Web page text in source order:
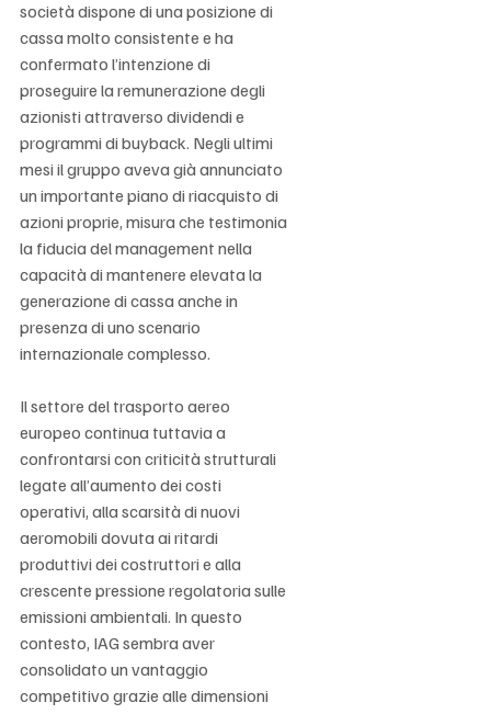
società dispone di una posizione di
cassa molto consistente e ha
confermato l’intenzione di
proseguire la remunerazione degli
azionisti attraverso dividendi e
programmi di buyback. Negli ultimi
mesi il gruppo aveva già annunciato
un importante piano di riacquisto di
azioni proprie, misura che testimonia
la fiducia del management nella
capacità di mantenere elevata la
generazione di cassa anche in
presenza di uno scenario
internazionale complesso.
Il settore del trasporto aereo
europeo continua tuttavia a
confrontarsi con criticità strutturali
legate all’aumento dei costi
operativi, alla scarsità di nuovi
aeromobili dovuta ai ritardi
produttivi dei costruttori e alla
crescente pressione regolatoria sulle
emissioni ambientali. In questo
contesto, IAG sembra aver
consolidato un vantaggio
competitivo grazie alle dimensioni